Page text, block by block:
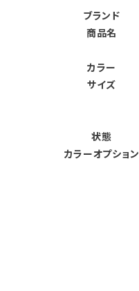
スニーカー・ブーツ
パンツ・ショーツ
ブランド
商品名
カラー
サイズ
状態
カラーオプション